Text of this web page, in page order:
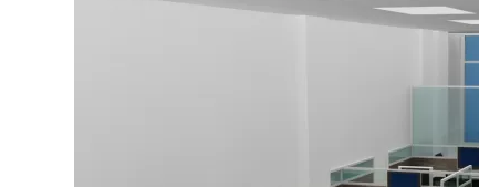
Bếp từ-Bếp hồng ngoại